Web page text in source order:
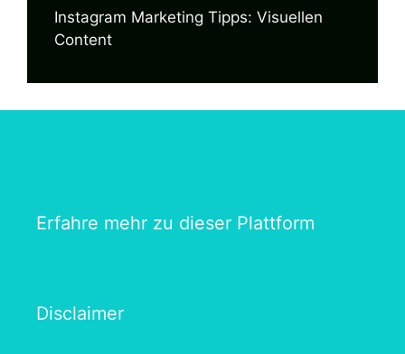
Instagram Marketing Tipps: Visuellen
Content
Erfahre mehr zu dieser Plattform
Disclaimer